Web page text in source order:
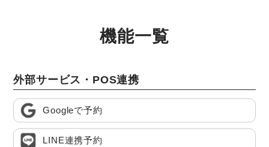
機能一覧
外部サービス・POS連携
Googleで予約
LINE連携予約